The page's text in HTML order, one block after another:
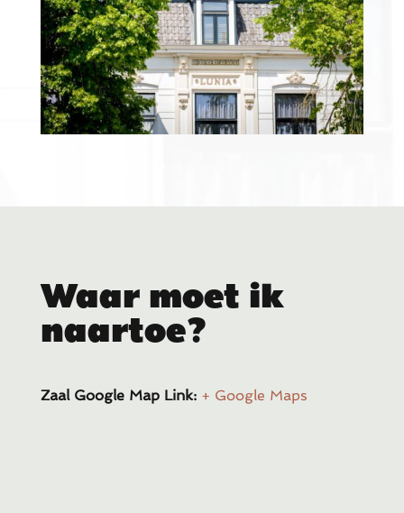
Waar moet ik
naartoe?
Zaal Google Map Link: + Google Maps